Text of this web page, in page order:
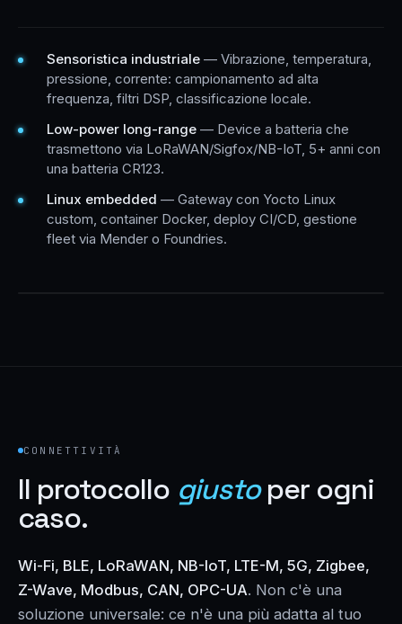
Sensoristica industriale — Vibrazione, temperatura,
pressione, corrente: campionamento ad alta
frequenza, filtri DSP, classificazione locale.
Low-power long-range — Device a batteria che
trasmettono via LoRaWAN/Sigfox/NB-IoT, 5+ anni con
una batteria CR123.
Linux embedded — Gateway con Yocto Linux
custom, container Docker, deploy CI/CD, gestione
fleet via Mender o Foundries.
CONNETTIVITÀ
Il protocollo giustoper ogni
caso.
Wi-Fi, BLE, LoRaWAN, NB-IoT, LTE-M, 5G, Zigbee,
Z-Wave, Modbus, CAN, OPC-UA. Non c'è una
soluzione universale: ce n'è una più adatta al tuo